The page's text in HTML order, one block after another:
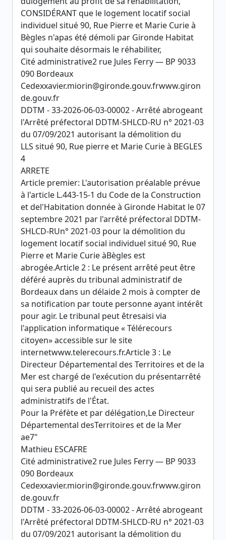
CONSIDÉRANT que le logement locatif social
individuel situé 90, Rue Pierre et Marie Curie à
Bègles n'apas été démoli par Gironde Habitat
qui souhaite désormais le réhabiliter,
Cité administrative2 rue Jules Ferry — BP 9033
090 Bordeaux
Cedexxavier.miorin@gironde.gouv.frwww.giron
de.gouv.fr
DDTM - 33-2026-06-03-00002 - Arrêté abrogeant
l'Arrêté préfectoral DDTM-SHLCD-RU n° 2021-03
du 07/09/2021 autorisant la démolition du
LLS situé 90, Rue pierre et Marie Curie à BEGLES
4
ARRETE
Article premier: L'autorisation préalable prévue
à l'article L.443-15-1 du Code de la Construction
et del'Habitation donnée à Gironde Habitat le 07
septembre 2021 par l'arrêté préfectoral DDTM-
SHLCD-RUn° 2021-03 pour la démolition du
logement locatif social individuel situé 90, Rue
Pierre et Marie Curie àBègles est
abrogée.Article 2 : Le présent arrêté peut être
déféré auprès du tribunal administratif de
Bordeaux dans un délaide 2 mois à compter de
sa notification par toute personne ayant intérêt
pour agir. Le tribunal peut êtresaisi via
l'application informatique « Télérecours
citoyen» accessible sur le site
internetwww.telerecours.fr.Article 3 : Le
Directeur Départemental des Territoires et de la
Mer est chargé de l'exécution du présentarrêté
qui sera publié au recueil des actes
administratifs de l'État.
Pour la Préfète et par délégation,Le Directeur
Départemental desTerritoires et de la Mer
ae7"
Mathieu ESCAFRE
Cité administrative2 rue Jules Ferry — BP 9033
090 Bordeaux
Cedexxavier.miorin@gironde.gouv.frwww.giron
de.gouv.fr
DDTM - 33-2026-06-03-00002 - Arrêté abrogeant
l'Arrêté préfectoral DDTM-SHLCD-RU n° 2021-03
du 07/09/2021 autorisant la démolition du